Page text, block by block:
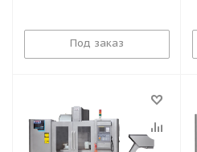
Под заказ